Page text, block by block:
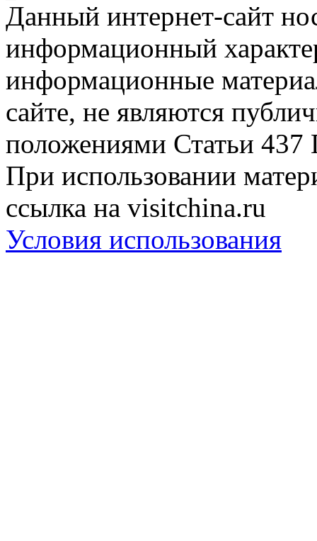
Данный интернет-сайт
информационный
информационные
сайте, не являются
положениями Статьи 437
При использовании
ссылка на visitchina.ru
Условия использования